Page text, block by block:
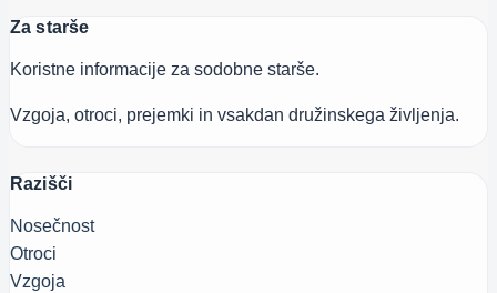
Za starše
Koristne informacije za sodobne starše.
Vzgoja, otroci, prejemki in vsakdan družinskega življenja.
Razišči
Nosečnost
Otroci
Vzgoja